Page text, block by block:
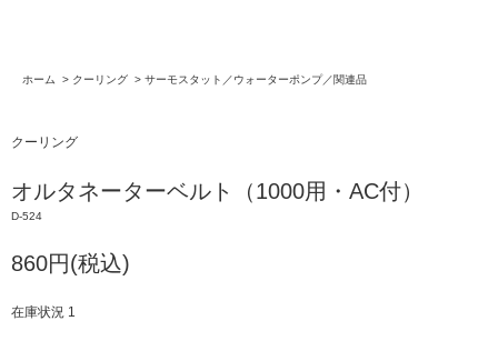
ホーム > クーリング > サーモスタット／ウォーターポンプ／関連品
クーリング
オルタネーターベルト（1000用・AC付）
D-524
860円(税込)
在庫状況 1